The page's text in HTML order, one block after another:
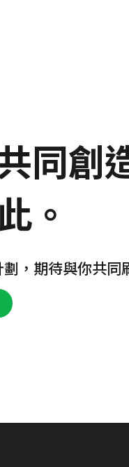
同創
。
，期待與你共同